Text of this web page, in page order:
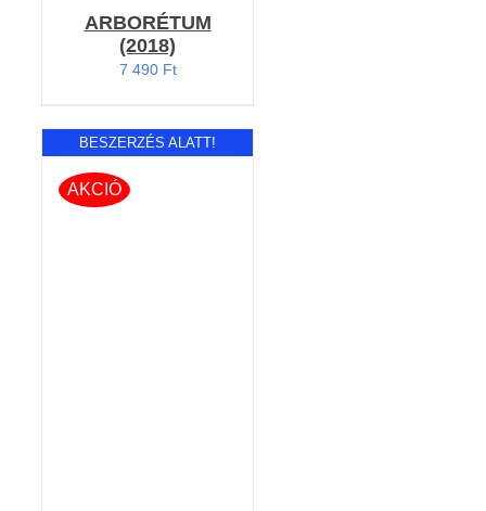
ARBORÉTUM
(2018)
7 490 Ft
BESZERZÉS ALATT!
AKCIÓ